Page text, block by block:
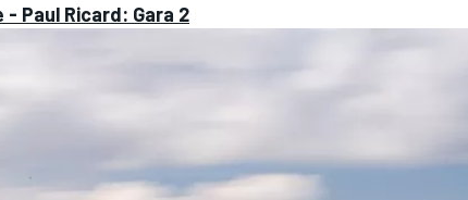
- Paul Ricard: Gara 2